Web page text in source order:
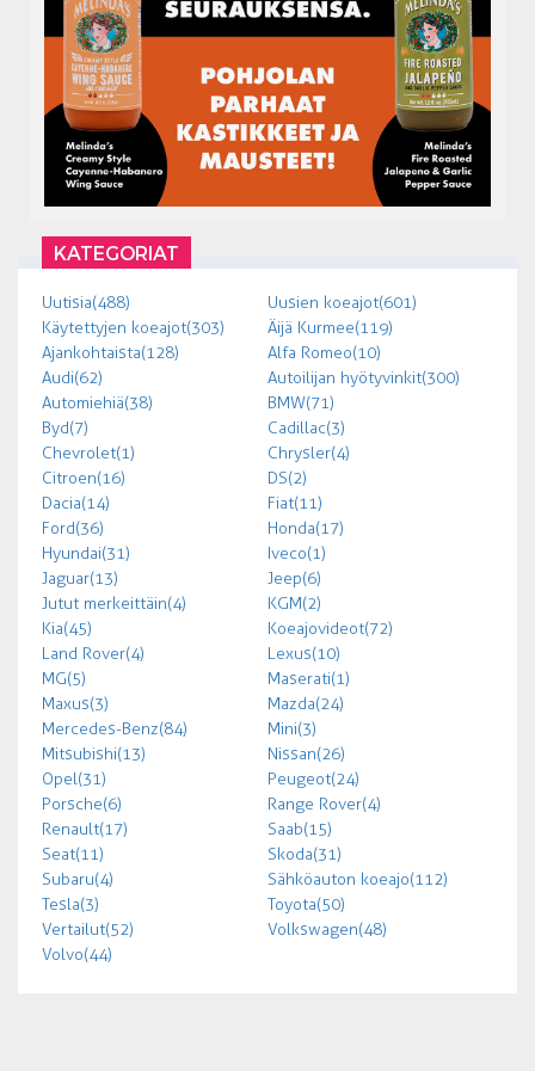
KATEGORIAT
Uutisia (488)
Uusien koeajot (601)
Käytettyjen koeajot (303)
Äijä Kurmee (119)
Ajankohtaista (128)
Alfa Romeo (10)
Audi (62)
Autoilijan hyötyvinkit (300)
Automiehiä (38)
BMW (71)
Byd (7)
Cadillac (3)
Chevrolet (1)
Chrysler (4)
Citroen (16)
DS (2)
Dacia (14)
Fiat (11)
Ford (36)
Honda (17)
Hyundai (31)
Iveco (1)
Jaguar (13)
Jeep (6)
Jutut merkeittäin (4)
KGM (2)
Kia (45)
Koeajovideot (72)
Land Rover (4)
Lexus (10)
MG (5)
Maserati (1)
Maxus (3)
Mazda (24)
Mercedes-Benz (84)
Mini (3)
Mitsubishi (13)
Nissan (26)
Opel (31)
Peugeot (24)
Porsche (6)
Range Rover (4)
Renault (17)
Saab (15)
Seat (11)
Skoda (31)
Subaru (4)
Sähköauton koeajo (112)
Tesla (3)
Toyota (50)
Vertailut (52)
Volkswagen (48)
Volvo (44)